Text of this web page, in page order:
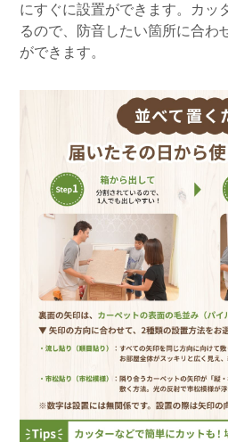
にすぐに設置ができます。カッ
るので、防音したい箇所に合わ
ができます。